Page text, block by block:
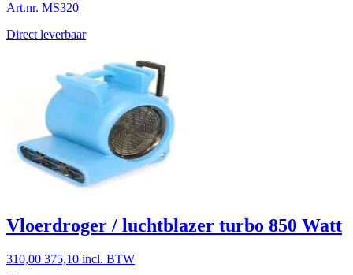
Art.nr. MS320
Direct leverbaar
Vloerdroger / luchtblazer turbo 850 Watt
310,00 375,10 incl. BTW